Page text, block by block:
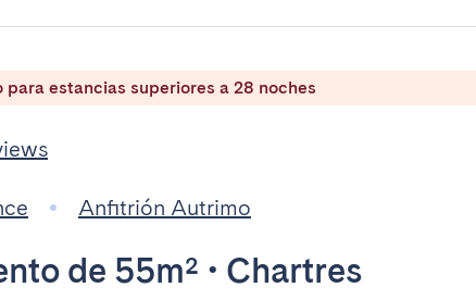
para estancias superiores a 28 noches
Anfitrión Autrimo
de 55m² • Chartres